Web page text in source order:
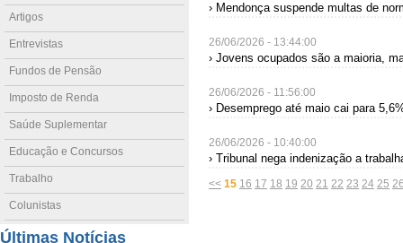
Artigos
Entrevistas
Fundos de Pensão
Imposto de Renda
Saúde Suplementar
Educação e Concursos
Trabalho
Colunistas
› Mendonça suspende multas de
26/06/2026 - 13:44:00
› Jovens ocupados são a maioria,
26/06/2026 - 11:56:00
› Desemprego até maio cai para
26/06/2026 - 10:40:00
› Tribunal nega indenização a
<< 15 16 17 18 19 20 21 22 23 24 25
Últimas Notícias